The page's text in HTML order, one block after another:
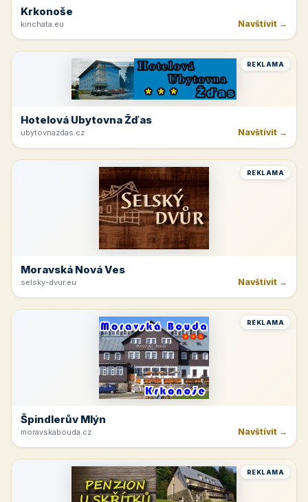
Krkonoše
kinchata.eu Navštívit →
REKLAMA
Hotelová Ubytovna Žďas
ubytovnazdas.cz Navštívit →
REKLAMA
Moravská Nová Ves
selsky-dvur.eu Navštívit →
REKLAMA
Špindlerův Mlýn
moravskabouda.cz Navštívit →
REKLAMA